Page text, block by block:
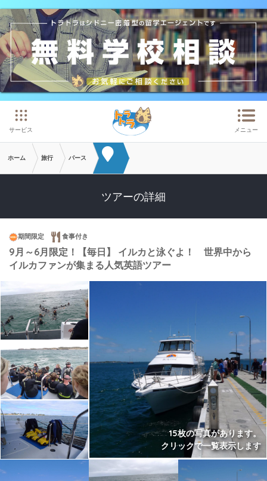
メインコンテンツへスキップ
サービス メニュー
ホーム 旅行 パース
ツアーの詳細
期間限定 食事付き
9月～6月限定！【毎日】 イルカと泳ぐよ！ 世界中から
イルカファンが集まる人気英語ツアー
15枚の写真があります。
クリックで一覧表示します